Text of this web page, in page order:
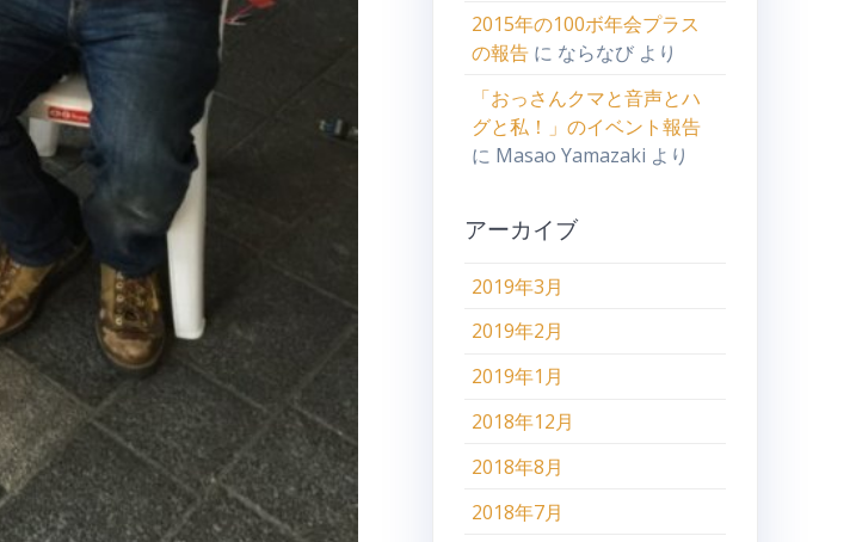
2015年の100ボ年会プラス
の報告 に ならなび より
「おっさんクマと音声とハ
グと私！」のイベント報告
に Masao Yamazaki より
アーカイブ
2019年3月
2019年2月
2019年1月
2018年12月
2018年8月
2018年7月